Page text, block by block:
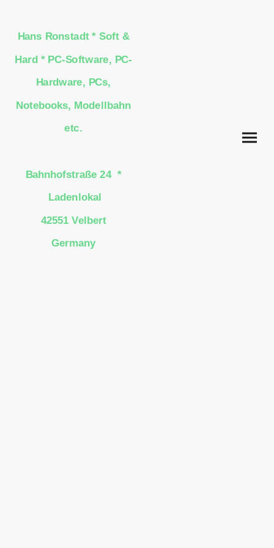
Hans Ronstadt * Soft &
Hard * PC-Software, PC-
Hardware, PCs,
Notebooks, Modellbahn
etc.
Bahnhofstraße 24 *
Ladenlokal
42551 Velbert
Germany